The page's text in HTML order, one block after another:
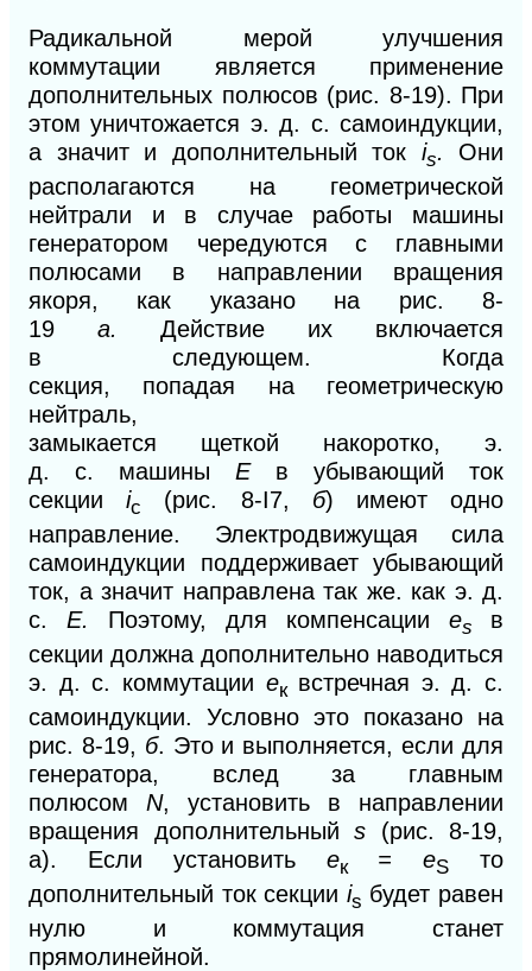
Радикальной мерой улучшения
коммутации является применение
дополнительных полюсов (рис. 8-19). При
этом уничтожается э. д. с. самоиндукции,
а значит и дополнительный ток is. Они
располагаются на
геометрической
нейтрали и в случае работы машины
генератором чередуются с главными
полюсами в направлении вращения
якоря, как указано на рис. 8-
19 а. Действие их включается
в следующем. Когда
секция, попадая на геометрическую
нейтраль,
замыкается щеткой накоротко, э.
д. с. машины Е в убывающий ток
секцииic (pиc. 8-I7, б) имеют одно
направление. Электродвижущая сила
самоиндукции поддерживает убывающий
ток, а значит направлена так же. как э. д.
с. Е. Поэтому, для компенсации еs в
секции должна дополнительно наводиться
э. д. с. коммутации еквстречная э. д. с.
самоиндукции. Условно это показано на
рис. 8-19, б. Это и выполняется, если для
генератора, вслед за главным
полюсом N, установить в направлении
вращения дополнительный s
(рис. 8-19,
а). Если установить ек = eS
то
дополнительный ток секции is будет равен
нулю и коммутация станет
прямолинейной.